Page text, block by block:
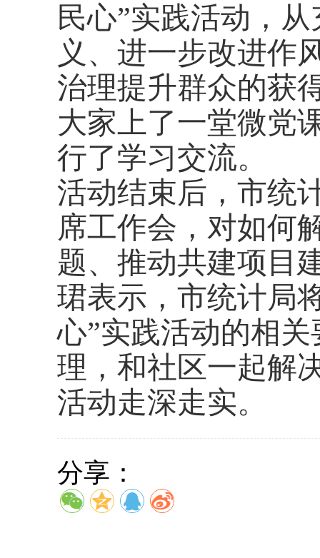
民心”实践活动，
义、进一步改进作
治理提升群众的获
大家上了一堂微党
行了学习交流。
活动结束后，市统
席工作会，对如何
题、推动共建项目
珺表示，市统计局
心”实践活动的相
理，和社区一起解
活动走深走实。
分享：